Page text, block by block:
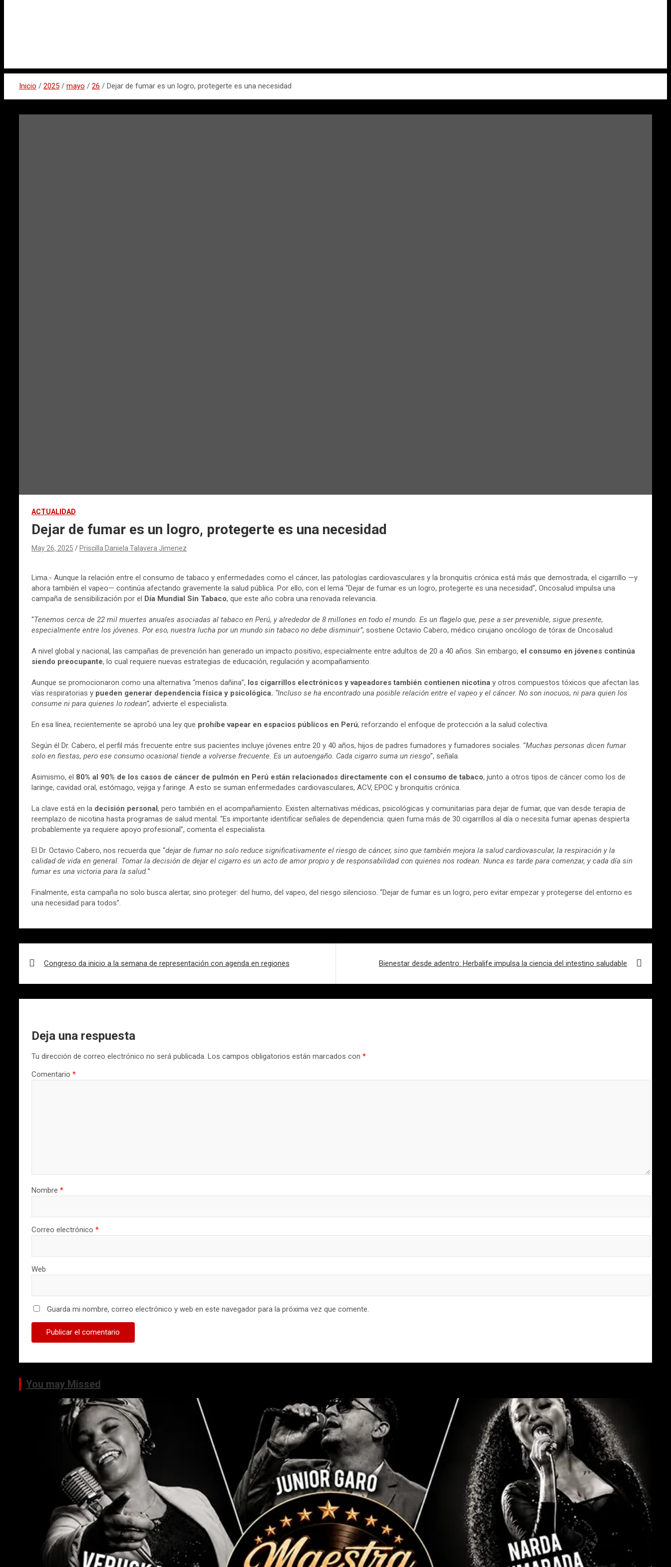
Inicio 2025 mayo 26 Dejar de fumar es un logro, protegerte es una necesidad
ACTUALIDAD
Dejar de fumar es un logro, protegerte es una necesidad
May 26, 2025 Priscilla Daniela Talavera Jimenez
Lima.- Aunque la relación entre el consumo de tabaco y enfermedades como el cáncer, las patologías cardiovasculares y la bronquitis crónica está más que demostrada, el cigarrillo —y
ahora también el vapeo— continúa afectando gravemente la salud pública. Por ello, con el lema “Dejar de fumar es un logro, protegerte es una necesidad”, Oncosalud impulsa una
campaña de sensibilización por el Día Mundial Sin Tabaco, que este año cobra una renovada relevancia.
“Tenemos cerca de 22 mil muertes anuales asociadas al tabaco en Perú, y alrededor de 8 millones en todo el mundo. Es un flagelo que, pese a ser prevenible, sigue presente,
especialmente entre los jóvenes. Por eso, nuestra lucha por un mundo sin tabaco no debe disminuir”, sostiene Octavio Cabero, médico cirujano oncólogo de tórax de Oncosalud.
A nivel global y nacional, las campañas de prevención han generado un impacto positivo, especialmente entre adultos de 20 a 40 años. Sin embargo, el consumo en jóvenes continúa
siendo preocupante, lo cual requiere nuevas estrategias de educación, regulación y acompañamiento.
Aunque se promocionaron como una alternativa “menos dañina”, los cigarrillos electrónicos y vapeadores también contienen nicotina y otros compuestos tóxicos que afectan las
vías respiratorias y pueden generar dependencia física y psicológica. “Incluso se ha encontrado una posible relación entre el vapeo y el cáncer. No son inocuos, ni para quien los
consume ni para quienes lo rodean”, advierte el especialista.
En esa línea, recientemente se aprobó una ley que prohíbe vapear en espacios públicos en Perú, reforzando el enfoque de protección a la salud colectiva.
Según él Dr. Cabero, el perfil más frecuente entre sus pacientes incluye jóvenes entre 20 y 40 años, hijos de padres fumadores y fumadores sociales. “Muchas personas dicen fumar
solo en fiestas, pero ese consumo ocasional tiende a volverse frecuente. Es un autoengaño. Cada cigarro suma un riesgo”, señala.
Asimismo, el 80% al 90% de los casos de cáncer de pulmón en Perú están relacionados directamente con el consumo de tabaco, junto a otros tipos de cáncer como los de
laringe, cavidad oral, estómago, vejiga y faringe. A esto se suman enfermedades cardiovasculares, ACV, EPOC y bronquitis crónica.
La clave está en la decisión personal, pero también en el acompañamiento. Existen alternativas médicas, psicológicas y comunitarias para dejar de fumar, que van desde terapia de
reemplazo de nicotina hasta programas de salud mental. “Es importante identificar señales de dependencia: quien fuma más de 30 cigarrillos al día o necesita fumar apenas despierta
probablemente ya requiere apoyo profesional”, comenta el especialista.
El Dr. Octavio Cabero, nos recuerda que “dejar de fumar no solo reduce significativamente el riesgo de cáncer, sino que también mejora la salud cardiovascular, la respiración y la
calidad de vida en general. Tomar la decisión de dejar el cigarro es un acto de amor propio y de responsabilidad con quienes nos rodean. Nunca es tarde para comenzar, y cada día sin
fumar es una victoria para la salud.”
Finalmente, esta campaña no solo busca alertar, sino proteger: del humo, del vapeo, del riesgo silencioso. “Dejar de fumar es un logro, pero evitar empezar y protegerse del entorno es
una necesidad para todos”.
de
Congreso da inicio a la semana de representación con agenda en regiones Bienestar desde adentro: Herbalife impulsa la ciencia del intestino saludable
Deja una respuesta
Tu dirección de correo electrónico no será publicada. Los campos obligatorios están marcados con *
Comentario *
Nombre *
Correo electrónico *
Web
Guarda mi nombre, correo electrónico y web en este navegador para la próxima vez que comente.
You may Missed